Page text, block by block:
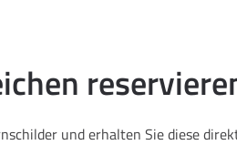
und erhalten Sie diese